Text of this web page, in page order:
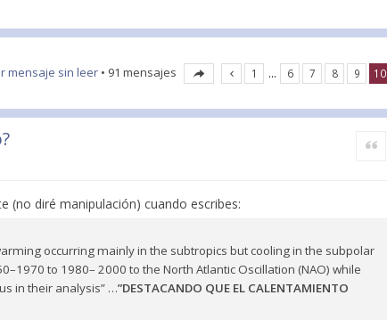
mensaje sin leer • 91 mensajes 1 … 6 7 8 9 10
Citar
diré manipulación) cuando escribes:
occurring mainly in the subtropics but cooling in the subpolar
to 1980– 2000 to the North Atlantic Oscillation (NAO) while
in their analysis” …”DESTACANDO QUE EL CALENTAMIENTO